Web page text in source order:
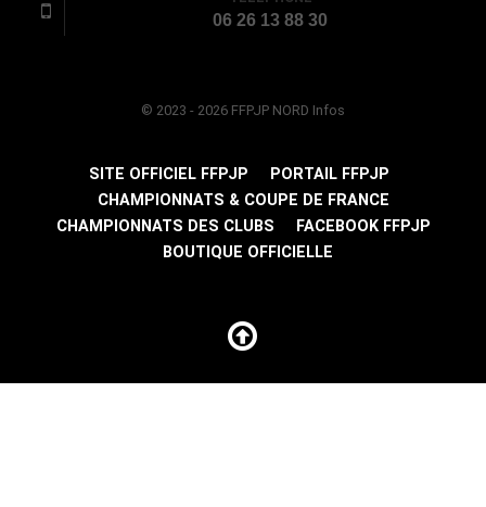
06 26 13 88 30
© 2023 - 2026 FFPJP NORD Infos
SITE OFFICIEL FFPJP
PORTAIL FFPJP
CHAMPIONNATS & COUPE DE FRANCE
CHAMPIONNATS DES CLUBS
FACEBOOK FFPJP
BOUTIQUE OFFICIELLE